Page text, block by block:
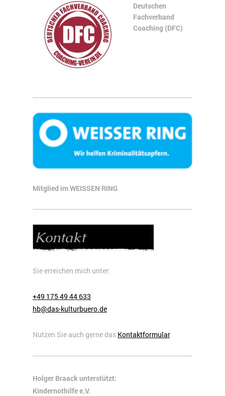
Deutschen
Fachverband
Coaching (DFC)
Mitglied im WEISSEN RING
Kontakt
Sie erreichen mich unter:
+49 175 49 44 633
hb@das-kulturbuero.de
Nutzen Sie auch gerne das Kontaktformular.
Holger Braack unterstützt:
Kindernothilfe e.V.